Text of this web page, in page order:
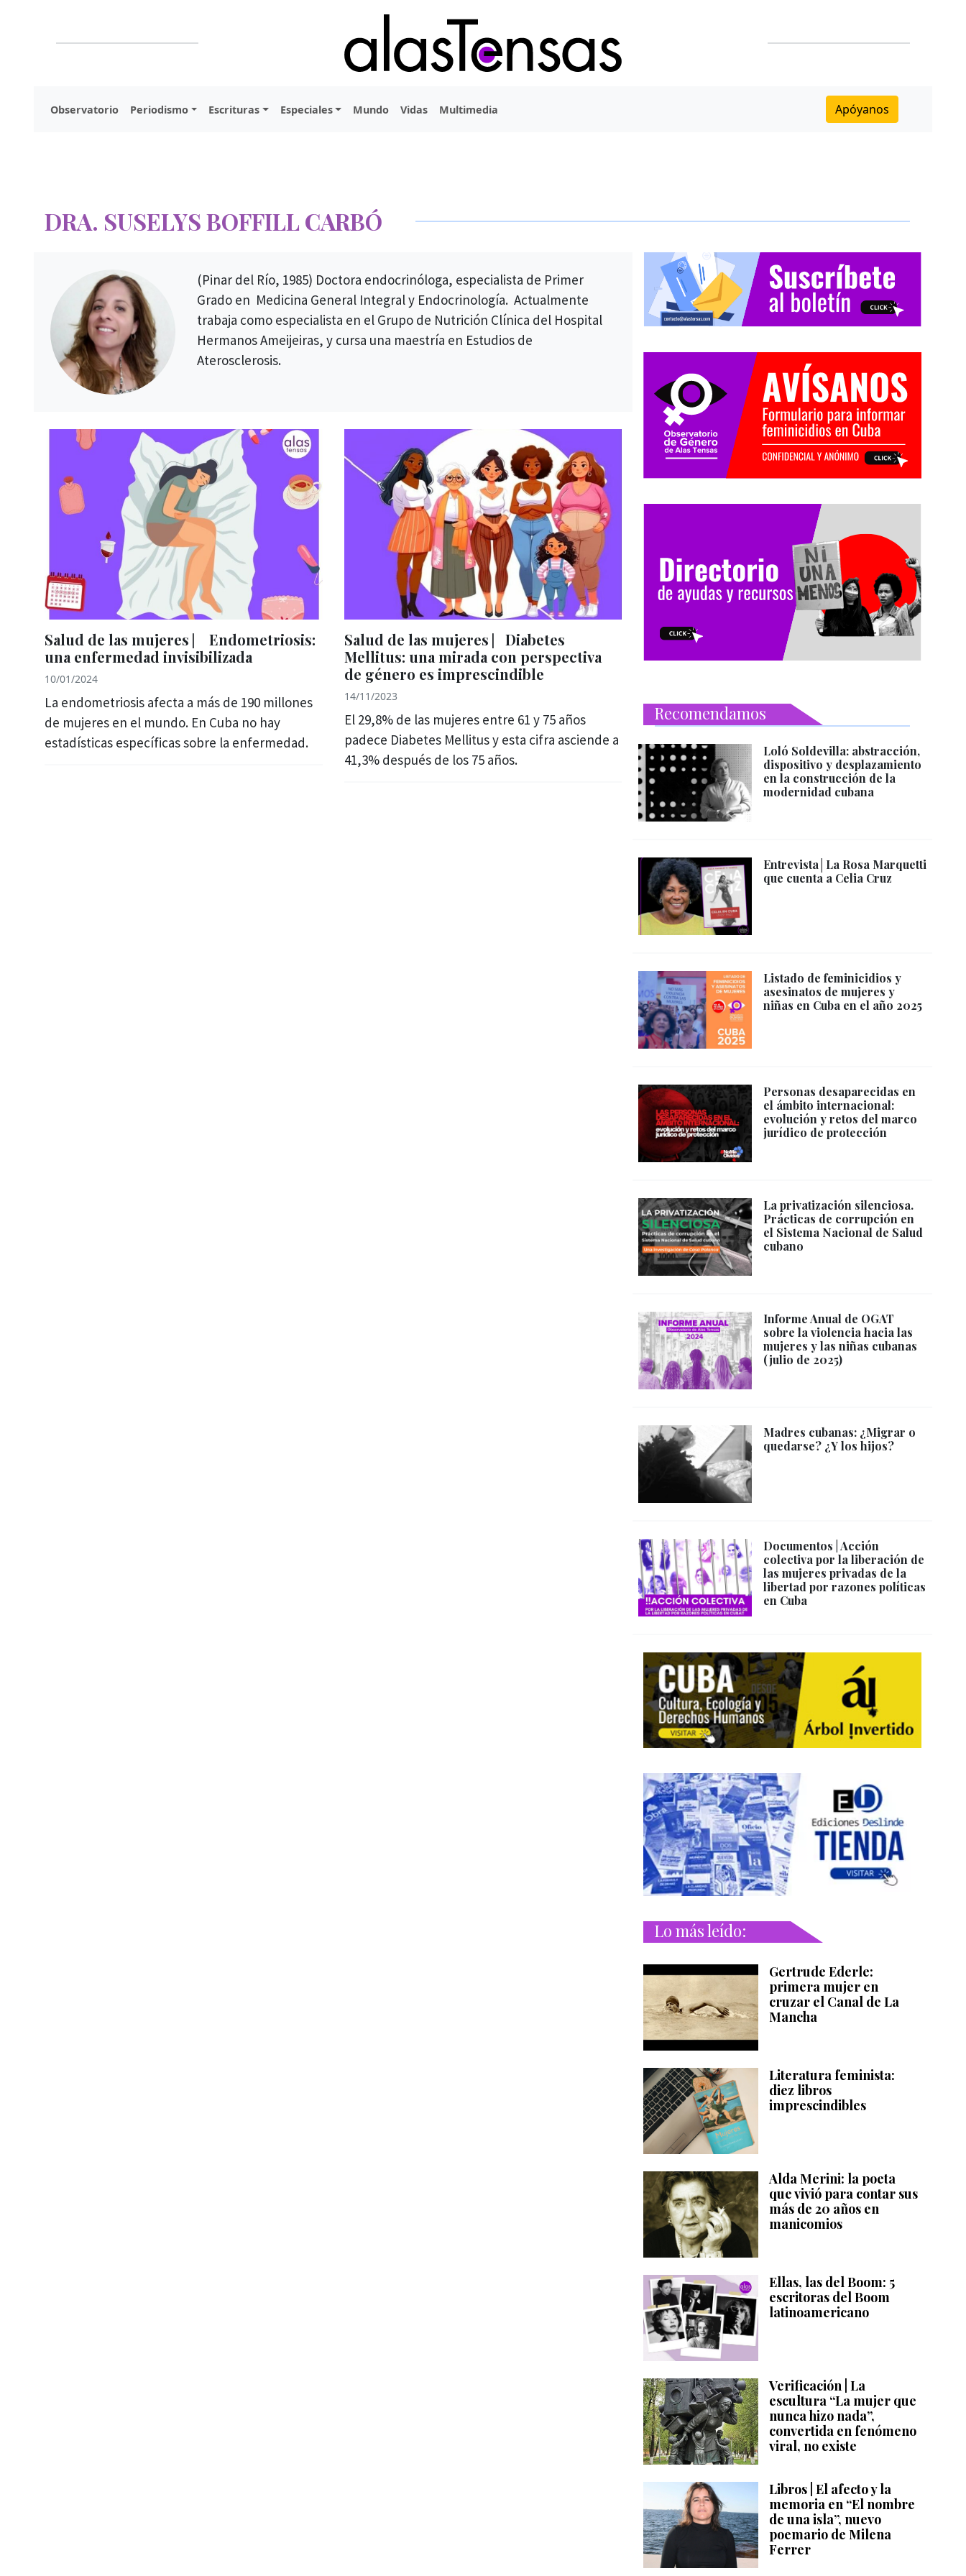
Observatorio Periodismo Escrituras Especiales Mundo Vidas Multimedia Apóyanos
DRA. SUSELYS BOFFILL CARBÓ
(Pinar del Río, 1985) Doctora endocrinóloga, especialista de Primer
Grado en Medicina General Integral y Endocrinología. Actualmente
trabaja como especialista en el Grupo de Nutrición Clínica del Hospital
Hermanos Ameijeiras, y cursa una maestría en Estudios de
Aterosclerosis.
Salud de las mujeres ⎸ Endometriosis:
una enfermedad invisibilizada
10/01/2024
La endometriosis afecta a más de 190 millones
de mujeres en el mundo. En Cuba no hay
estadísticas específicas sobre la enfermedad.
Salud de las mujeres ⎸Diabetes
Mellitus: una mirada con perspectiva
de género es imprescindible
14/11/2023
El 29,8% de las mujeres entre 61 y 75 años
padece Diabetes Mellitus y esta cifra asciende a
41,3% después de los 75 años.
Recomendamos
Loló Soldevilla: abstracción,
dispositivo y desplazamiento
en la construcción de la
modernidad cubana
Entrevista│La Rosa Marquetti
que cuenta a Celia Cruz
Listado de feminicidios y
asesinatos de mujeres y
niñas en Cuba en el año 2025
Personas desaparecidas en
el ámbito internacional:
evolución y retos del marco
jurídico de protección
La privatización silenciosa.
Prácticas de corrupción en
el Sistema Nacional de Salud
cubano
Informe Anual de OGAT
sobre la violencia hacia las
mujeres y las niñas cubanas
(julio de 2025)
Madres cubanas: ¿Migrar o
quedarse? ¿Y los hijos?
Documentos | Acción
colectiva por la liberación de
las mujeres privadas de la
libertad por razones políticas
en Cuba
Lo más leído:
Gertrude Ederle:
primera mujer en
cruzar el Canal de La
Mancha
Literatura feminista:
diez libros
imprescindibles
Alda Merini: la poeta
que vivió para contar sus
más de 20 años en
manicomios
Ellas, las del Boom: 5
escritoras del Boom
latinoamericano
Verificación | La
escultura “La mujer que
nunca hizo nada”,
convertida en fenómeno
viral, no existe
Libros | El afecto y la
memoria en “El nombre
de una isla”, nuevo
poemario de Milena
Ferrer